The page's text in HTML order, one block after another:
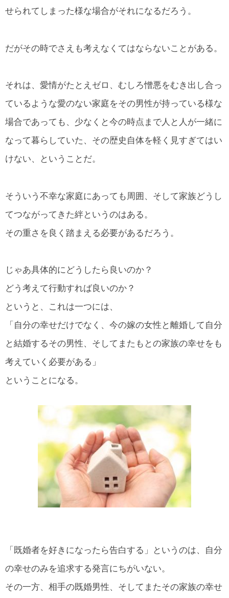
せられてしまった様な場合がそれになるだろう。
だがその時でさえも考えなくてはならないことがある。
それは、愛情がたとえゼロ、むしろ憎悪をむき出し合っ
ているような愛のない家庭をその男性が持っている様な
場合であっても、少なくと今の時点まで人と人が一緒に
なって暮らしていた、その歴史自体を軽く見すぎてはい
けない、ということだ。
そういう不幸な家庭にあっても周囲、そして家族どうし
てつながってきた絆というのはある。
その重さを良く踏まえる必要があるだろう。
じゃあ具体的にどうしたら良いのか？
どう考えて行動すれば良いのか？
というと、これは一つには、
「自分の幸せだけでなく、今の嫁の女性と離婚して自分
と結婚するその男性、そしてまたもとの家族の幸せをも
考えていく必要がある」
ということになる。
「既婚者を好きになったら告白する」というのは、自分
の幸せのみを追求する発言にちがいない。
その一方、相手の既婚男性、そしてまたその家族の幸せ